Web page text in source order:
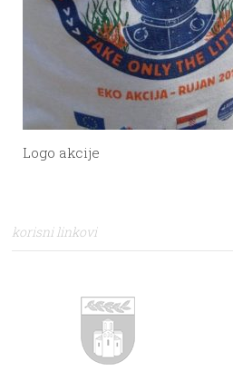
Logo akcije
korisni linkovi